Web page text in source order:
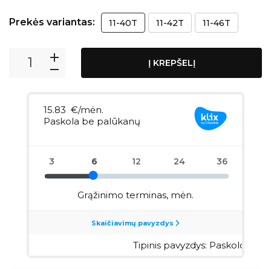
Prekės variantas: 11-40T 11-42T 11-46T
Į KREPŠELĮ